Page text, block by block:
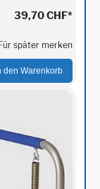
39,70 CHF*
Für später merken
den Warenkorb